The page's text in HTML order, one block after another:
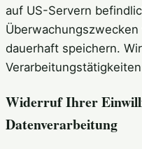
auf US-Servern
dauerhaft speichern.
Widerruf Ihrer
Datenverarbeitung